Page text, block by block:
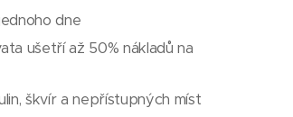
dne
ušetří až 50% nákladů na
škvír a nepřístupných míst